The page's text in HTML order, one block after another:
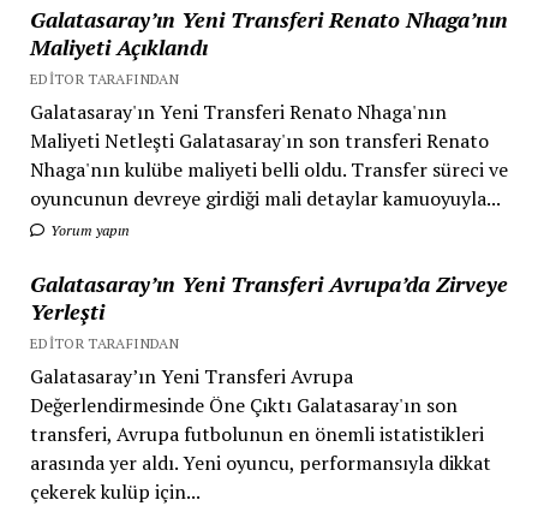
Galatasaray’ın Yeni Transferi Renato Nhaga’nın
Maliyeti Açıklandı
EDITOR TARAFINDAN
Galatasaray'ın Yeni Transferi Renato Nhaga'nın
Maliyeti Netleşti Galatasaray'ın son transferi Renato
Nhaga'nın kulübe maliyeti belli oldu. Transfer süreci ve
oyuncunun devreye girdiği mali detaylar kamuoyuyla...
Yorum yapın
Galatasaray’ın Yeni Transferi Avrupa’da Zirveye
Yerleşti
EDITOR TARAFINDAN
Galatasaray’ın Yeni Transferi Avrupa
Değerlendirmesinde Öne Çıktı Galatasaray'ın son
transferi, Avrupa futbolunun en önemli istatistikleri
arasında yer aldı. Yeni oyuncu, performansıyla dikkat
çekerek kulüp için...